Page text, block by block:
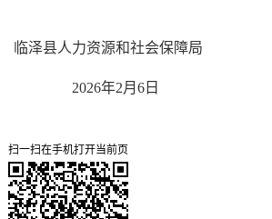
会保障局
6年2月 6 日
扫一扫在手机打开当前页